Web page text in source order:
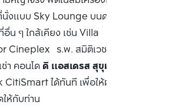
งแบบ Sky Lounge บนดาดฟ้าชั้น 31
น ๆ ใกล้เคียง เช่น Villa
ร.พ. สมิติเวช มหาวิทยาลัย
า คอนโดดิ แอสเดรส สุขุมวิท 28
ได้ทันที เพื่อให้ผู้เชี่ยวชาญ
ให้กับท่าน